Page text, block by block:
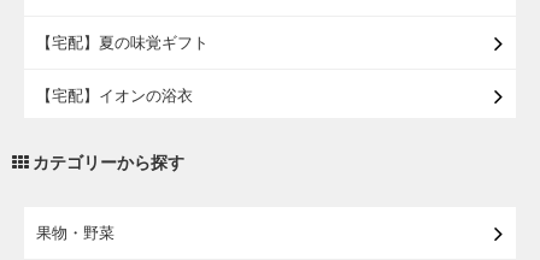
【宅配】夏の味覚ギフト
【宅配】イオンの浴衣
カテゴリーから探す
果物・野菜